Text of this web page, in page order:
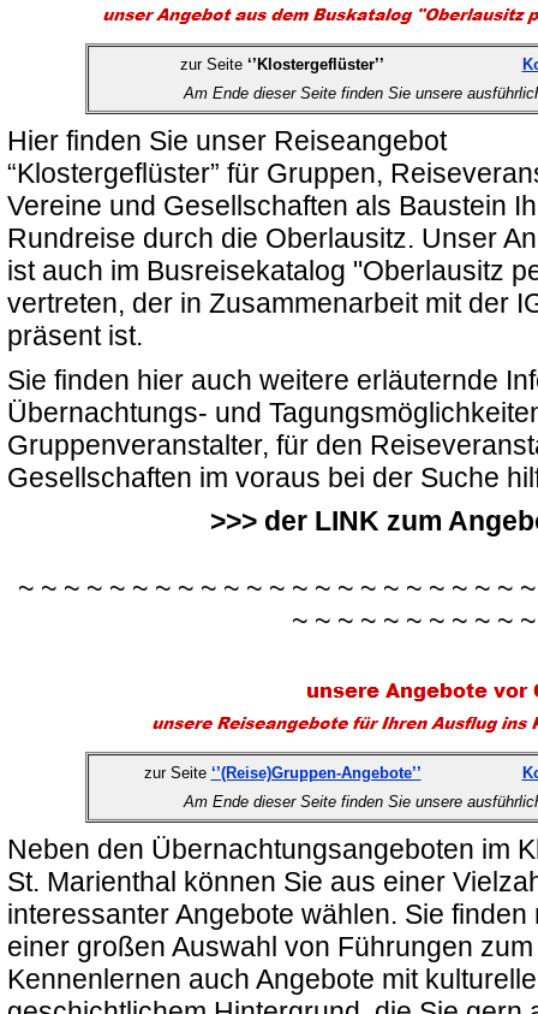
zur Seite ‘’Klostergeflüster’’
Am Ende dieser Seite finden Sie unsere
Hier finden Sie unser Reiseangebot
“Klostergeflüster” für Gruppen,
Vereine und Gesellschaften als Baustein
Rundreise durch die Oberlausitz. Unser
ist auch im Busreisekatalog "Oberlausitz
vertreten, der in Zusammenarbeit mit der
präsent ist.
Sie finden hier auch weitere erläuternde
Übernachtungs- und
Gruppenveranstalter, für den
Gesellschaften im voraus bei der Suche
>>> der LINK zum
~ ~ ~ ~ ~ ~ ~ ~ ~ ~ ~ ~ ~ ~ ~ ~ ~ ~ ~ ~ ~ ~
~ ~ ~ ~ ~ ~ ~ ~ ~ ~
zur Seite ‘’(Reise)Gruppen-Angebote’’
Am Ende dieser Seite finden Sie unsere
Neben den Übernachtungsangeboten im
St. Marienthal können Sie aus einer
interessanter Angebote wählen. Sie finden
einer großen Auswahl von Führungen zum
Kennenlernen auch Angebote mit